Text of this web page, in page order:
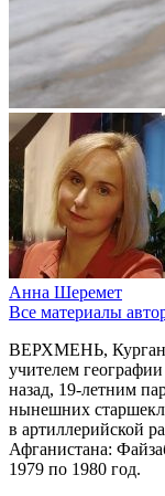
Анна Шеремет
Все материалы
ВЕРХМЕНЬ,
учителем
назад, 19-летним
нынешних
в артиллерийской
Афганистана:
1979 по 1980 год.